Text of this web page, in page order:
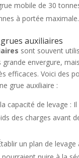
mobile de 30
à portée maximale.
auxiliaires
sont souvent
envergure,
efficaces. Voici des
grue auxiliaire :
capacité de levage :
des charges avant
un plan de levage